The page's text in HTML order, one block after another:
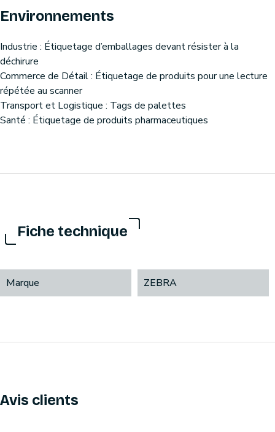
Environnements
Industrie : Étiquetage d’emballages devant résister à la
déchirure
Commerce de Détail : Étiquetage de produits pour une lecture
répétée au scanner
Transport et Logistique : Tags de palettes
Santé : Étiquetage de produits pharmaceutiques
Fiche technique
Marque ZEBRA
Avis clients